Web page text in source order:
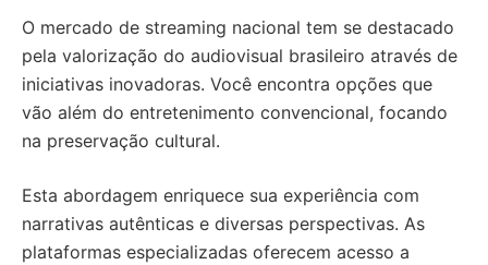
O mercado de streaming nacional tem se destacado
pela valorização do audiovisual brasileiro através de
iniciativas inovadoras. Você encontra opções que
vão além do entretenimento convencional, focando
na preservação cultural.
Esta abordagem enriquece sua experiência com
narrativas autênticas e diversas perspectivas. As
plataformas especializadas oferecem acesso a